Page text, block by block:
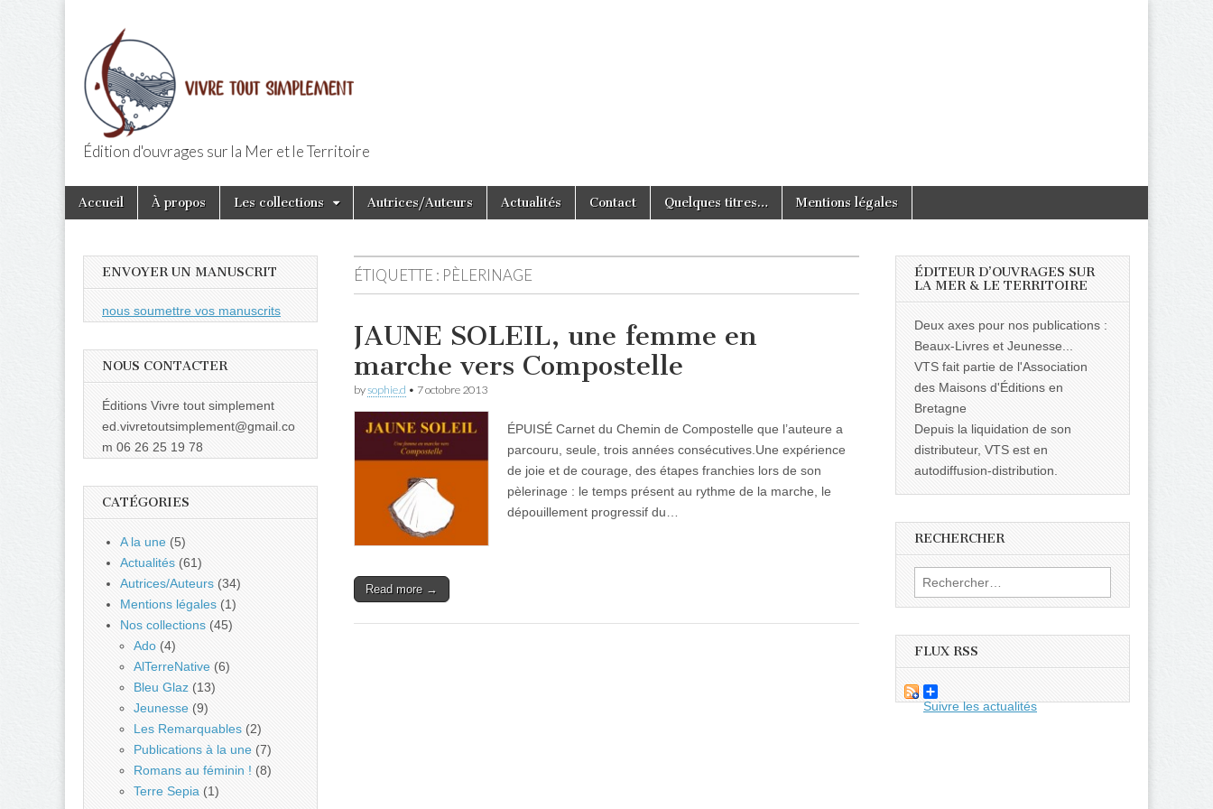
Editions Vivre Tout Simplement
Édition d'ouvrages sur la Mer et le Territoire
Main
menu
Skip
Accueil À propos Les collections Autrices/Auteurs Actualités Contact Quelques titres… Mentions légales
ÉTIQUETTE : PÈLERINAGE
JAUNE SOLEIL, une femme en
marche vers Compostelle
bysophie.d • 7 octobre 2013
ÉPUISÉ Carnet du Chemin de Compostelle que l’auteure a
parcouru, seule, trois années consécutives.Une expérience
de joie et de courage, des étapes franchies lors de son
pèlerinage : le temps présent au rythme de la marche, le
dépouillement progressif du…
Read more →
ENVOYER UN MANUSCRIT
nous soumettre vos manuscrits
NOUS CONTACTER
Éditions Vivre tout simplement
ed.vivretoutsimplement@gmail.co
m 06 26 25 19 78
CATÉGORIES
A la une (5)
Actualités (61)
Autrices/Auteurs (34)
Mentions légales (1)
Nos collections (45)
Ado (4)
AlTerreNative (6)
Bleu Glaz (13)
Jeunesse (9)
Les Remarquables (2)
Publications à la une (7)
Romans au féminin ! (8)
Terre Sepia (1)
ÉDITEUR D’OUVRAGES SUR
LA MER & LE TERRITOIRE
Deux axes pour nos publications :
Beaux-Livres et Jeunesse...
VTS fait partie de l'Association
des Maisons d'Éditions en
Bretagne
Depuis la liquidation de son
distributeur, VTS est en
autodiffusion-distribution.
RECHERCHER
Rechercher :
FLUX RSS
Suivre les actualités